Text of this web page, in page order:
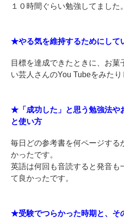
１０時間ぐらい勉強してました。
★やる気を維持するためにして
目標を達成できたときに、お
い芸人さんのYou Tubeをみたり
★「成功した」と思う勉強法や
と使い方
毎日どの参考書を何ページする
かったです。
英語は何回も音読すると発音も
て良かったです。
★受験でつらかった時期と、そ